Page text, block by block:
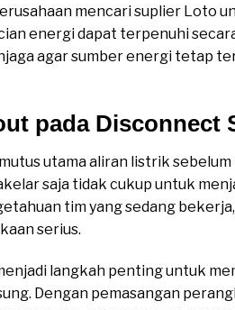
mencari suplier Loto
energi dapat terpenuhi
agar sumber energi tetap
pada Disconnect
utama aliran listrik
saja tidak cukup untuk
tim yang sedang
serius.
langkah penting untuk
Dengan pemasangan